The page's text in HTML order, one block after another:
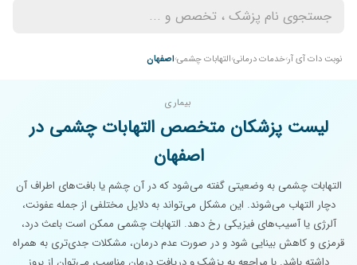
نوبت دات آی آر خدمات درمانی التهابات چشمی اصفهان
بیماری
لیست پزشکان متخصص التهابات چشمی در
اصفهان
التهابات چشمی به وضعیتی گفته می‌شود که در آن چشم یا بافت‌های اطراف آن
دچار التهاب می‌شوند. این مشکل می‌تواند به دلایل مختلفی از جمله عفونت،
آلرژی یا آسیب‌های فیزیکی رخ دهد. التهابات چشمی ممکن است باعث درد،
قرمزی و کاهش بینایی شود و در صورت عدم درمان، مشکلات جدی‌تری به همراه